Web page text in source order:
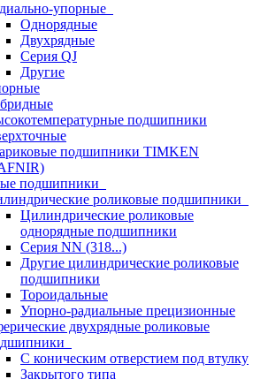
упорные
Однорядные
Двухрядные
Серия QJ
Другие
подшипники
подшипники TIMKEN
подшипники
роликовые подшипники
Цилиндрические роликовые
однорядные подшипники
Серия NN (318...)
Другие цилиндрические роликовые
подшипники
Тороидальные
Упорно-радиальные прецизионные
двухрядные роликовые
С коническим отверстием под втулку
Закрытого типа